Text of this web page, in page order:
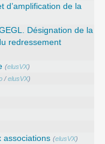
d’amplification de la
Désignation de la
redressement
(elusVX)
/elusVX)
associations (elusVX)